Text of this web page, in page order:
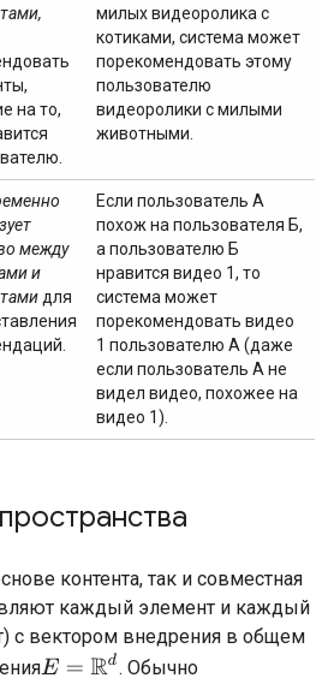
на то,
милых видеоролика с
котиками, система может
порекомендовать этому
пользователю
видеоролики с милыми
животными.
между
и
для
Если пользователь А
похож на пользователя Б,
а пользователю Б
нравится видео 1, то
система может
порекомендовать видео
1 пользователю А (даже
если пользователь А не
видел видео, похожее на
видео 1).
контента, так и совместная
каждый элемент и каждый
с вектором внедрения в общем
E= Rd
. Обычно